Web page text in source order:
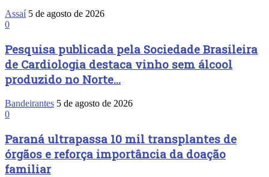
Assaí 5 de agosto de 2026
0
Pesquisa publicada pela Sociedade Brasileira
de Cardiologia destaca vinho sem álcool
produzido no Norte...
Bandeirantes 5 de agosto de 2026
0
Paraná ultrapassa 10 mil transplantes de
órgãos e reforça importância da doação
familiar